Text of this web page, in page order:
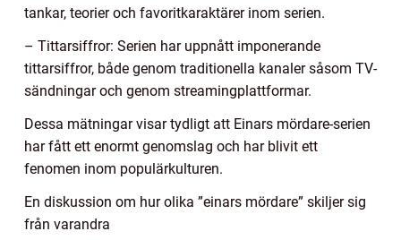
tankar, teorier och favoritkaraktärer inom serien.
– Tittarsiffror: Serien har uppnått imponerande
tittarsiffror, både genom traditionella kanaler såsom TV-
sändningar och genom streamingplattformar.
Dessa mätningar visar tydligt att Einars mördare-serien
har fått ett enormt genomslag och har blivit ett
fenomen inom populärkulturen.
En diskussion om hur olika ”einars mördare” skiljer sig
från varandra